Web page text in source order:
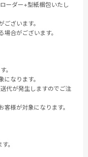
ーダー+型紙梱包いたし
ざいます。
合がございます。
。
なります。
代が発生しますのでご注
様が対象になります。
。